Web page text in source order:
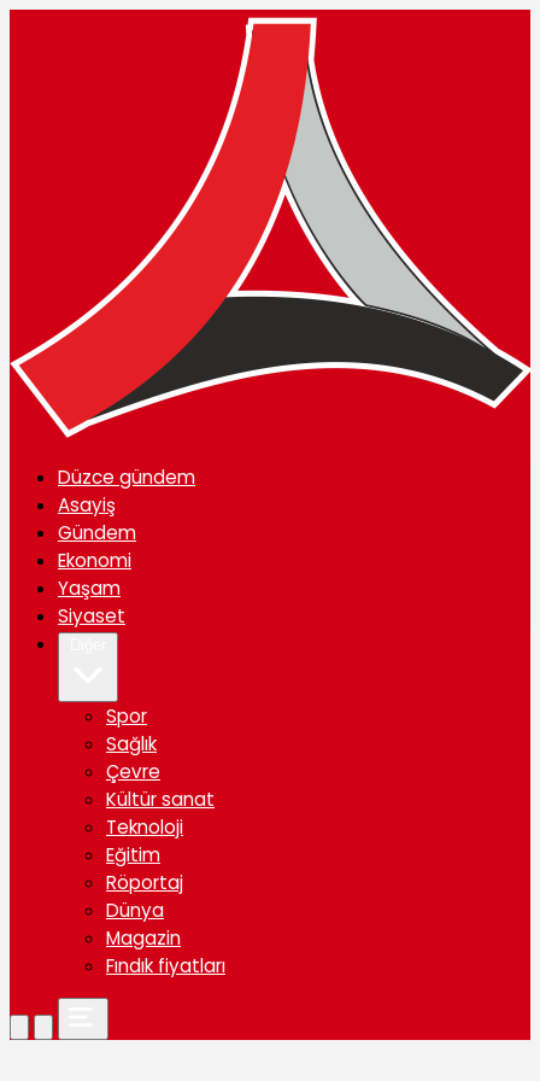
Düzce gündem
Asayiş
Gündem
Ekonomi
Yaşam
Siyaset
Spor
Sağlık
Çevre
Kültür sanat
Teknoloji
Eğitim
Röportaj
Dünya
Magazin
Fındık fiyatları